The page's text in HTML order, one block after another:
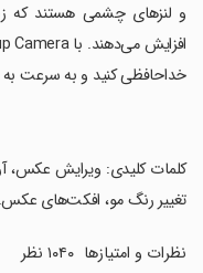
و لنزهای چشمی هستند که
خداحافظی کنید و به سرعت
‏کلمات کلیدی: ویرایش عکس،
تغییر رنگ مو، افکت‌های عکس.
نظرات و امتیازها